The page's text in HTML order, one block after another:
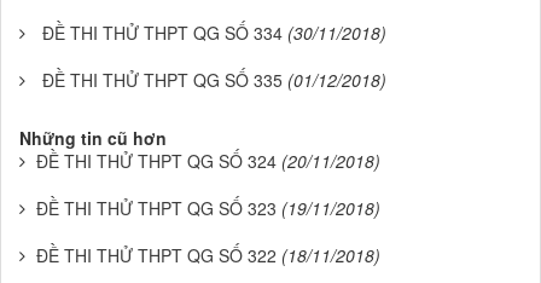
ĐỀ THI THỬ THPT QG SỐ 334 (30/11/2018)
ĐỀ THI THỬ THPT QG SỐ 335 (01/12/2018)
Những tin cũ hơn
ĐỀ THI THỬ THPT QG SỐ 324 (20/11/2018)
ĐỀ THI THỬ THPT QG SỐ 323 (19/11/2018)
ĐỀ THI THỬ THPT QG SỐ 322 (18/11/2018)